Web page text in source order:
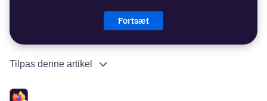
Fortsæt
Tilpas denne artikel